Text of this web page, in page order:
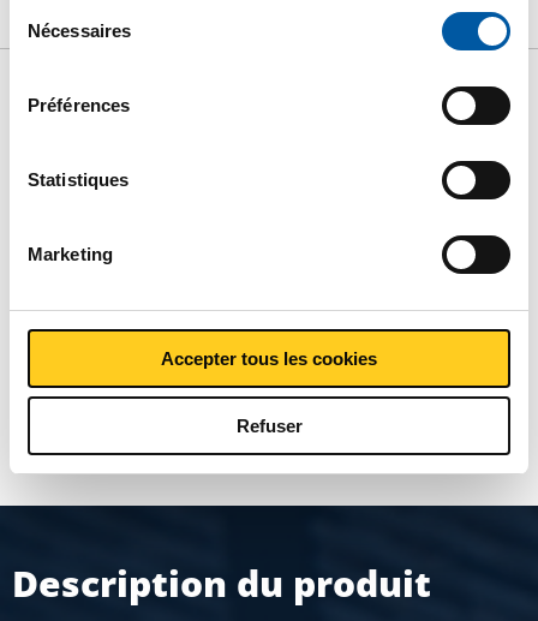
plus d'informations sur les cookies que nous conservons
et les parties avec lesquelles nous travaillons dans notre
règlementICI
Nécessaires
Préférences
Statistiques
Marketing
Accepter tous les cookies
Refuser
CARACTÉRISTIQUES
Liste de prix bruts:
Tôle/feuillard laminée à
chaud CorTen B Quarto
Prix en euro par 0 KG
MONTRER PLUS
Description du produit